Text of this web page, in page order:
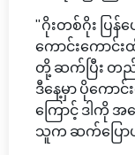
"ဂိုးတစ်ဂိုး ပြန်
ကောင်းကောင်း
တို့ ဆက်ပြီး တ
ဒီနေ့မှာ ပိုကော
ကြောင့် ဒါကို အ
သူက ဆက်ပြော